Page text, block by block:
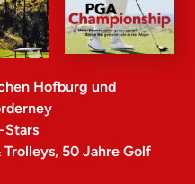
Hofburg und
Stars
50 Jahre Golf